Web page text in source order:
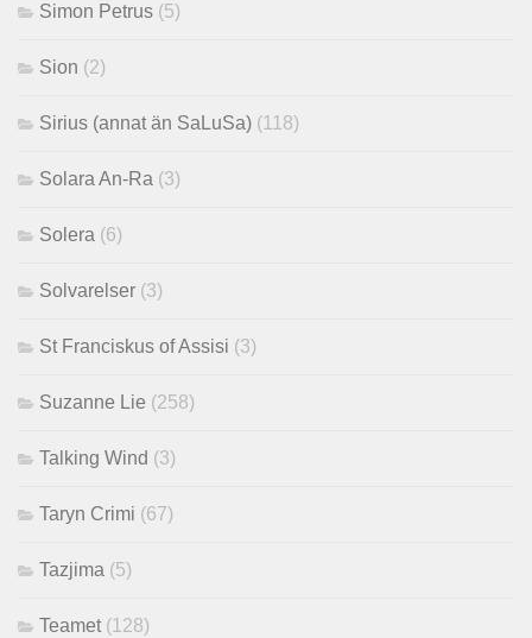
Simon Petrus (5)
Sion (2)
Sirius (annat än SaLuSa) (118)
Solara An-Ra (3)
Solera (6)
Solvarelser (3)
St Franciskus of Assisi (3)
Suzanne Lie (258)
Talking Wind (3)
Taryn Crimi (67)
Tazjima (5)
Teamet (128)